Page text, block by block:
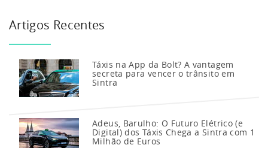
Artigos Recentes
Táxis na App da Bolt? A vantagem
secreta para vencer o trânsito em
Sintra
Adeus, Barulho: O Futuro Elétrico (e
Digital) dos Táxis Chega a Sintra com 1
Milhão de Euros